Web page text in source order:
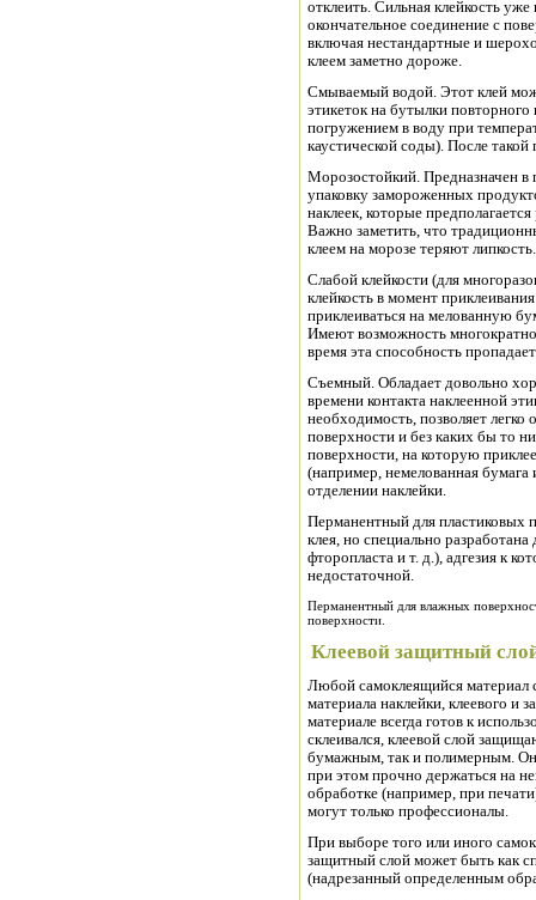
отклеить. Сильная клейкость
окончательное соединение с
включая нестандартные и
клеем заметно дороже.
Смываемый водой. Этот клей
этикеток на бутылки
погружением в воду при
каустической соды). После
Морозостойкий. Предназначен в
упаковку замороженных
наклеек, которые
Важно заметить, что
клеем на морозе теряют липкость.
Слабой клейкости (для
клейкость в момент
приклеиваться на мелованную
Имеют возможность
время эта способность
Съемный. Обладает довольно
времени контакта наклеенной
необходимость, позволяет легко
поверхности и без каких бы то
поверхности, на которую
(например, немелованная
отделении наклейки.
Перманентный для пластиковых
клея, но специально
фторопласта и т. д.), адгезия к
недостаточной.
Перманентный для влажных
поверхности.
Клеевой защитный
Любой самоклеящийся материал
материала наклейки, клеевого и
материале всегда готов к
склеивался, клеевой слой
бумажным, так и полимерным. Он
при этом прочно держаться на
обработке (например, при
могут только профессионалы.
При выборе того или иного
защитный слой может быть как
(надрезанный определенным